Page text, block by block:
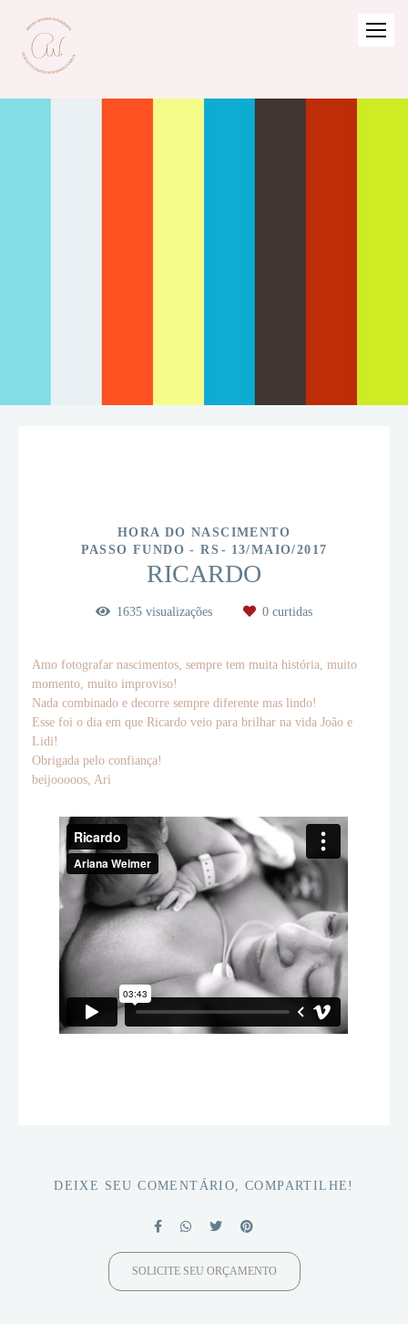
HORA DO NASCIMENTO
PASSO FUNDO - RS
13/MAIO/2017
RICARDO
1635 visualizações 0 curtidas
Amo fotografar nascimentos, sempre tem muita história, muito
momento, muito improviso!
Nada combinado e decorre sempre diferente mas lindo!
Esse foi o dia em que Ricardo veio para brilhar na vida João e
Lidi!
Obrigada pelo confiança!
beijooooos, Ari
DEIXE SEU COMENTÁRIO, COMPARTILHE!
SOLICITE SEU ORÇAMENTO